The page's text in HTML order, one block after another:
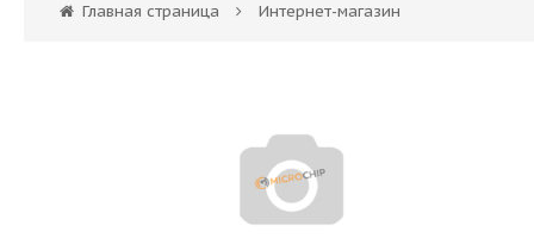
Главная страница Интернет-магазин